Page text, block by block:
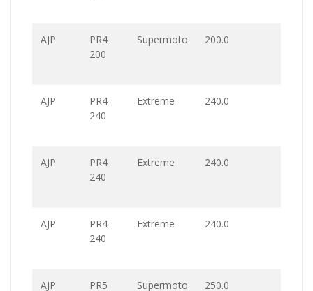
AJP
PR4
200
Supermoto 200.0
AJP
PR4
240
Extreme 240.0
AJP
PR4
240
Extreme 240.0
AJP
PR4
240
Extreme 240.0
AJP PR5 Supermoto 250.0